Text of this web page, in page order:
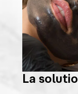
La